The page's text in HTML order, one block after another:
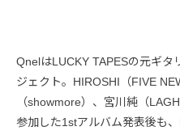
QnelはLUCKY TAPESの元ギタ
ジェクト。HIROSHI（FIVE
（showmore）、宮川純（
参加した1stアルバム発表後も